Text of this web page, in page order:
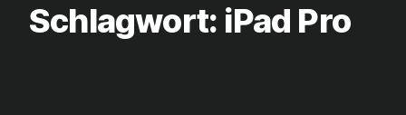
Schlagwort: iPad Pro